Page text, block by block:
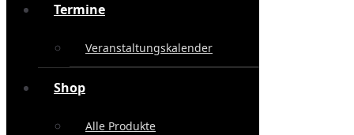
Termine
Veranstaltungskalender
Shop
Alle Produkte